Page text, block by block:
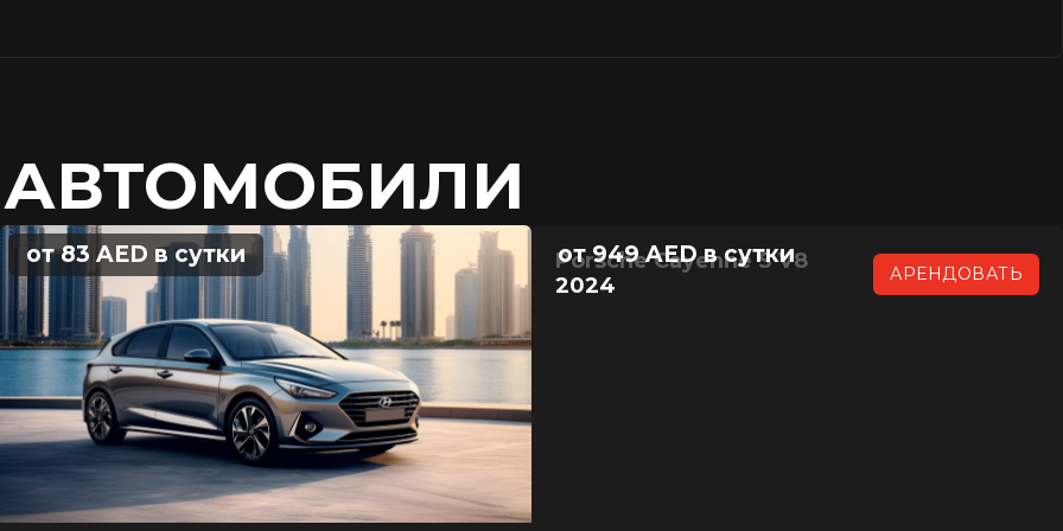
от 83 AED в сутки
Porsche Cayenne S V8
2024
АРЕНДОВАТЬ
от 949 AED в сутки